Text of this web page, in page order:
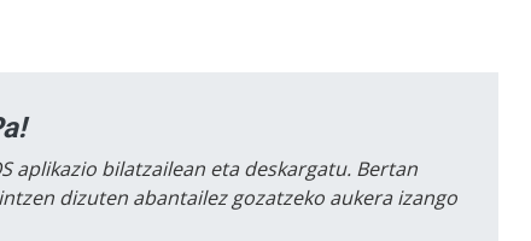
aplikazio bilatzailean eta deskargatu. Bertan
dizuten abantailez gozatzeko aukera izango